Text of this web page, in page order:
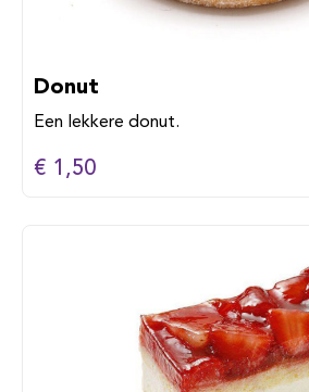
Donut
Een lekkere donut.
€ 1,50